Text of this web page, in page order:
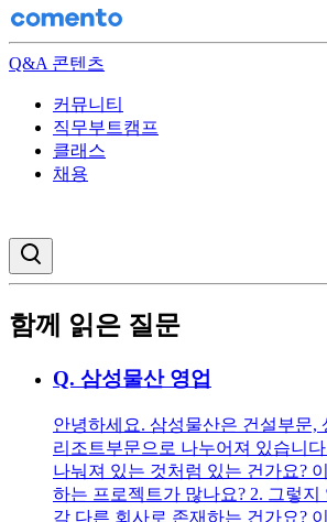
Q&A 콘텐츠
커뮤니티
직무부트캠프
클래스
채용
함께 읽은 질문
Q. 삼성물산 영업
안녕하세요. 삼성물산은 건설부문,
리조트부문으로 나누어져 있습니
나눠져 있는 것처럼 있는 건가요?
하는 프로젝트가 많나요? 2. 그렇
각 다른 회사로 존재하는 건가요?